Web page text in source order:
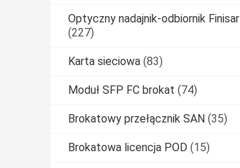
Optyczny nadajnik-odbiornik Finisar
(227)
Karta sieciowa (83)
Moduł SFP FC brokat (74)
Brokatowy przełącznik SAN (35)
Brokatowa licencja POD (15)